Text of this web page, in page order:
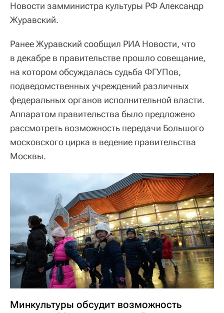
Новости замминистра культуры РФ Александр
Журавский.
Ранее Журавский сообщил РИА Новости, что
в декабре в правительстве прошло совещание,
на котором обсуждалась судьба ФГУПов,
подведомственных учреждений различных
федеральных органов исполнительной власти.
Аппаратом правительства было предложено
рассмотреть возможность передачи Большого
московского цирка в ведение правительства
Москвы.
Минкультуры обсудит возможность